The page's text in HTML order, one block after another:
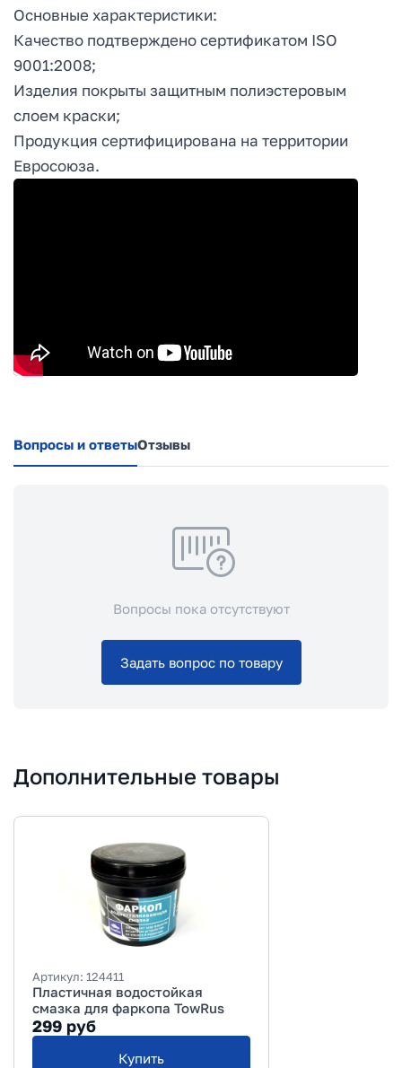
Основные характеристики:
Качество подтверждено сертификатом ISO
9001:2008;
Изделия покрыты защитным полиэстеровым
слоем краски;
Продукция сертифицирована на территории
Евросоюза.
Вопросы и ответыОтзывы
Вопросы пока отсутствуют
Задать вопрос по товару
Дополнительные товары
Артикул: 124411
Пластичная водостойкая
смазка для фаркопа TowRus
299 руб
Купить